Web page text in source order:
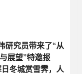
研究员带来了“从
展望”特邀报
冬城赏雪霁，人